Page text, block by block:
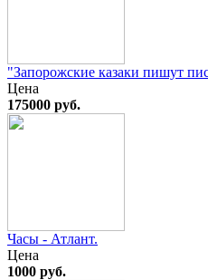
"Запорожские казаки пишут
Цена
175000 руб.
Часы - Атлант.
Цена
1000 руб.